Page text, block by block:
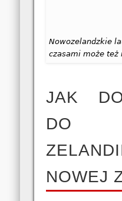
Nowozelandzkie
czasami może też
JAK
DO
NOWEJ